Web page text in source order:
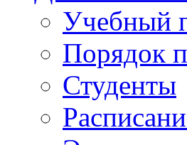
Учебный
Порядок
Студенты